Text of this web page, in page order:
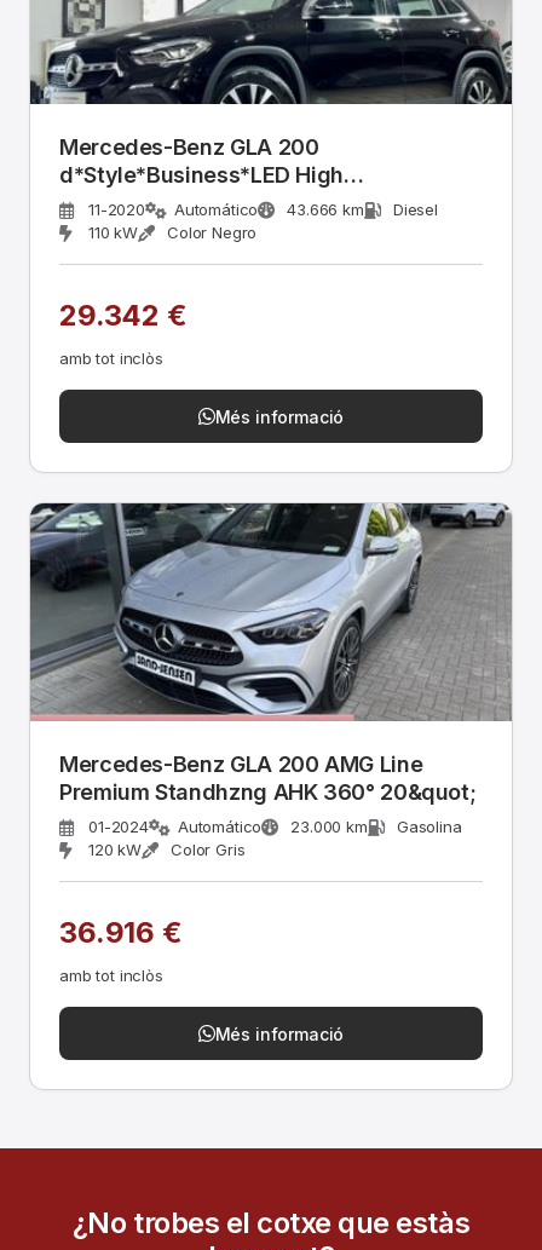
Mercedes-Benz GLA 200
d*Style*Business*LED High
Per.*Pano*DAB*
11-2020 Automático 43.666 km
Diesel
110 kW
Color Negro
29.342 €
amb tot inclòs
Més informació
Mercedes-Benz GLA 200 AMG Line
Premium Standhzng AHK 360° 20&quot;
01-2024 Automático 23.000 km
Gasolina
120 kW
Color Gris
36.916 €
amb tot inclòs
Més informació
¿No trobes el cotxe que estàs